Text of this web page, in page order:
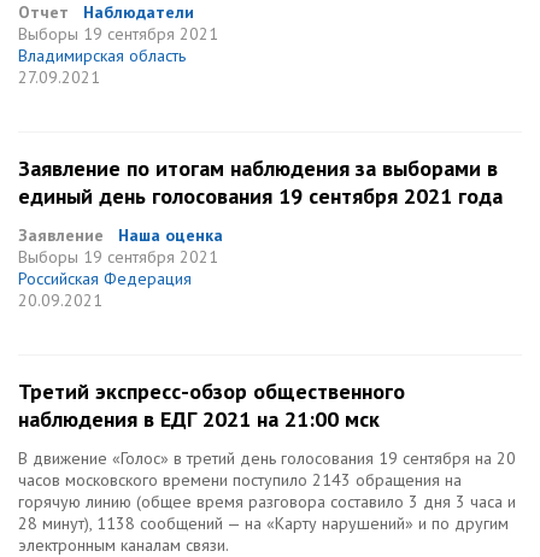
Отчет
Наблюдатели
Выборы 19 сентября 2021
Владимирская область
27.09.2021
Заявление по итогам наблюдения за выборами в
единый день голосования 19 сентября 2021 года
Заявление
Наша оценка
Выборы 19 сентября 2021
Российская Федерация
20.09.2021
Третий экспресс-обзор общественного
наблюдения в ЕДГ 2021 на 21:00 мск
В движение «Голос» в третий день голосования 19 сентября на 20
часов московского времени поступило 2143 обращения на
горячую линию (общее время разговора составило 3 дня 3 часа и
28 минут), 1138 сообщений — на «Карту нарушений» и по другим
электронным каналам связи.